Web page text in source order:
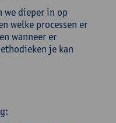
we dieper in op
welke processen er
wanneer er
je kan